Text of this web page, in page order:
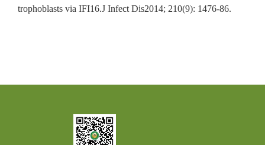
trophoblasts via IFI16.J Infect Dis2014; 210(9): 1476-86.